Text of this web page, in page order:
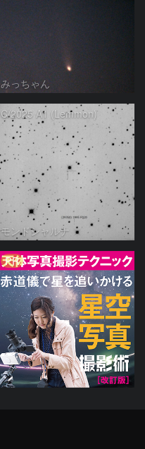
みっちゃん
C/2025 A1 (Lemmon)
モンドシャルナ
PR